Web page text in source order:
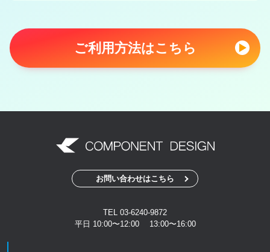
ご利用方法はこちら
お問い合わせはこちら
TEL 03-6240-9872
平日 10:00〜12:00 13:00〜16:00